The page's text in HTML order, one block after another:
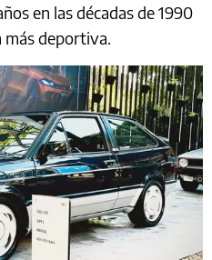
en las décadas de 1990
deportiva.